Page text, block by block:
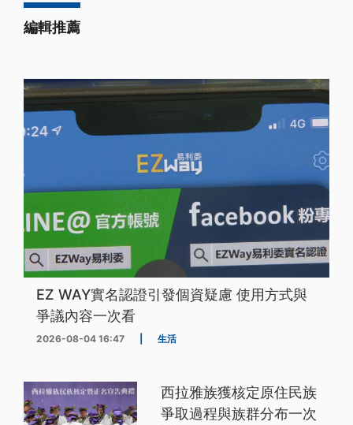
編輯推薦
EZ WAY實名認證引發個資疑慮 使用方式與
爭議內容一次看
2026-08-04 16:47 生活
西拉雅族獲核定原住民族
爭取過程與族群分布一次